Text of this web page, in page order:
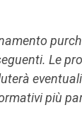
Le
più